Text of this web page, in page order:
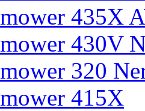
435X
430V
320
415X